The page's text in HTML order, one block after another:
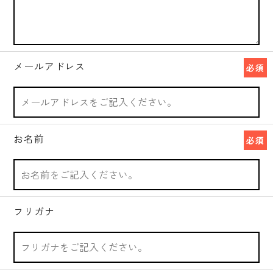
メールアドレス 必須
お名前 必須
フリガナ